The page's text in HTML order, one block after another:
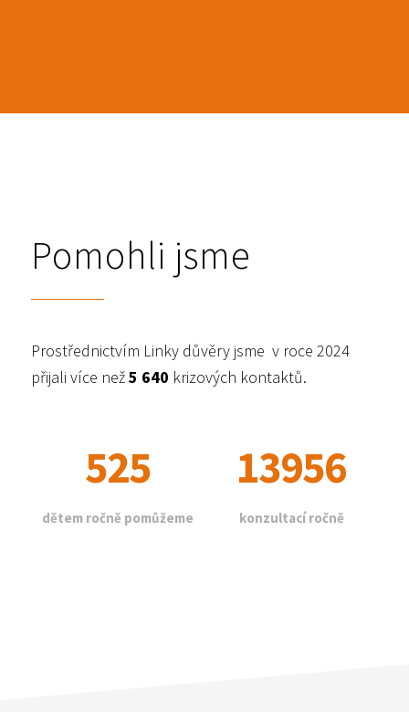
Pomohli jsme
Prostřednictvím Linky důvěry jsme v roce 2024
přijali více než5 640 krizových kontaktů.
525
dětem ročně pomůžeme
13956
konzultací ročně